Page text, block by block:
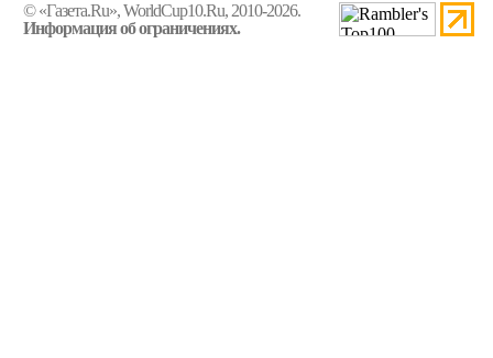
© «Газета.Ru», WorldCup10.Ru, 2010-2026.
Информация об ограничениях.